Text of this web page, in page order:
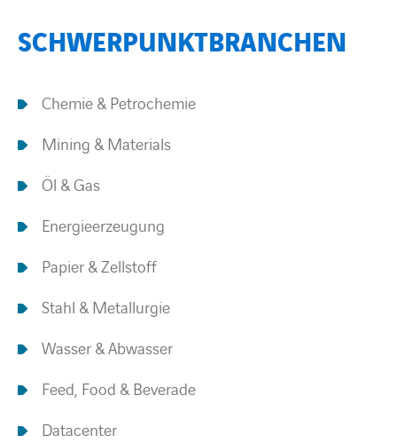
SCHWERPUNKTBRANCHEN
Chemie & Petrochemie
Mining & Materials
Öl & Gas
Energieerzeugung
Papier & Zellstoff
Stahl & Metallurgie
Wasser & Abwasser
Feed, Food & Beverade
Datacenter